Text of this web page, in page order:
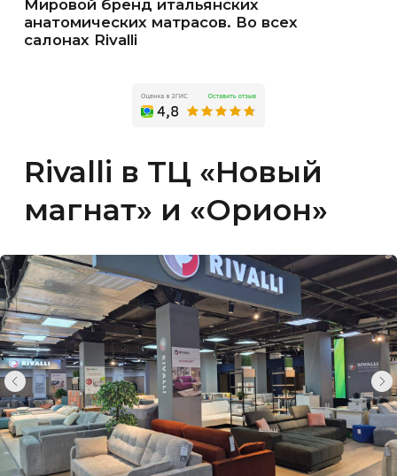
Тюмень ул. Федюнинского 43, 1 этаж
еженевно с 10:00 до 21:00
Контакты
Тюмень ул. 30 лет Победы 7/5, 2 этаж
ООО «СТИЛЬНЫЕ ЛИНИИ»
ИНН: 7202248328
Юр. адрес: Тюмень, ул Преображенская, д. 7